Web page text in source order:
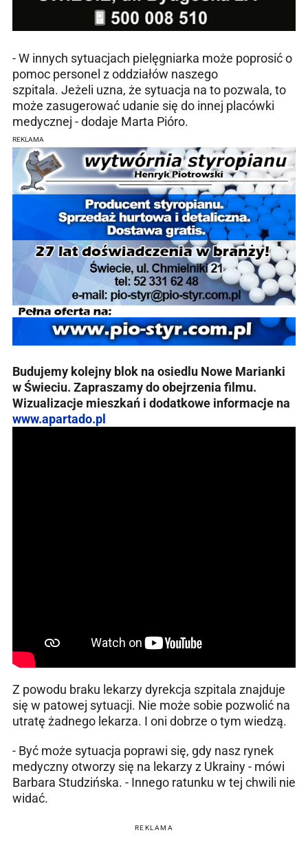
- W innych sytuacjach pielęgniarka może poprosić o
pomoc personel z oddziałów naszego
szpitala. Jeżeli uzna, że sytuacja na to pozwala, to
może zasugerować udanie się do innej placówki
medycznej - dodaje Marta Pióro.
REKLAMA
Budujemy kolejny blok na osiedlu Nowe Marianki
w Świeciu. Zapraszamy do obejrzenia filmu.
Wizualizacje mieszkań i dodatkowe informacje na
www.apartado.pl
Z powodu braku lekarzy dyrekcja szpitala znajduje
się w patowej sytuacji. Nie może sobie pozwolić na
utratę żadnego lekarza. I oni dobrze o tym wiedzą.
- Być może sytuacja poprawi się, gdy nasz rynek
medyczny otworzy się na lekarzy z Ukrainy - mówi
Barbara Studzińska. - Innego ratunku w tej chwili nie
widać.
REKLAMA